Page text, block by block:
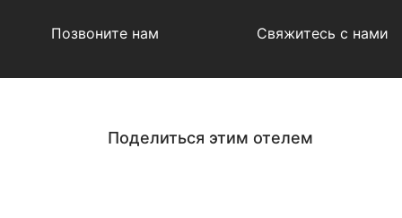
Позвоните нам Свяжитесь с нами
Поделиться этим отелем